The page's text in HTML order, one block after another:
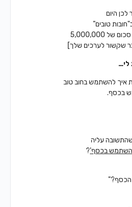
היום
טובים"
5,000,000
שקשור לערכים שלך]
לי…
איך להשתמש בחוב טוב
בכסף.
עליה
בכסף'?
הכסף?"